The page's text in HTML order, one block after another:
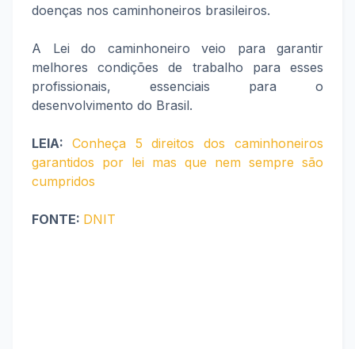
doenças nos caminhoneiros brasileiros.
A Lei do caminhoneiro veio para garantir
melhores condições de trabalho para esses
profissionais, essenciais para o
desenvolvimento do Brasil.
LEIA: Conheça 5 direitos dos caminhoneiros
garantidos por lei mas que nem sempre são
cumpridos
FONTE: DNIT